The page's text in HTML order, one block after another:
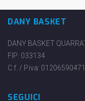
DANY BASKET
DANY BASKET
FIP: 033134
C.f. / P.iva: 01206590471
SEGUICI